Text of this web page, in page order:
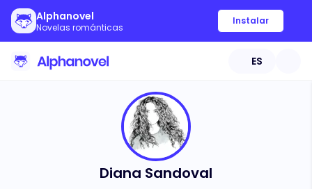
Alphanovel
Novelas románticas
Instalar
ES
Diana Sandoval